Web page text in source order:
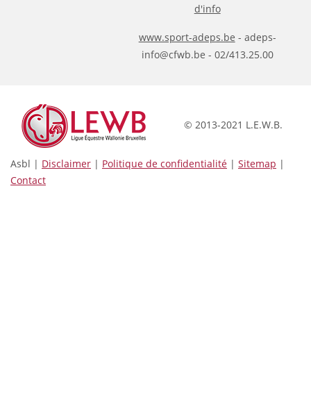
d'info
www.sport-adeps.be - adeps-
info@cfwb.be - 02/413.25.00
© 2013-2021 L.E.W.B.
Asbl | Disclaimer | Politique de confidentialité | Sitemap |
Contact